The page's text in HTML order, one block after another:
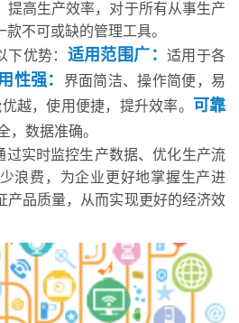
提高生产效率，对于所有从事生产
不可或缺的管理工具。
优势： 适用范围广： 适用于各
性强：
界面简洁、操作简便，易
越，使用便捷，提升效率。
可靠
，数据准确。
过实时监控生产数据、优化生产流
浪费，为企业更好地掌握生产进
产品质量，从而实现更好的经济效